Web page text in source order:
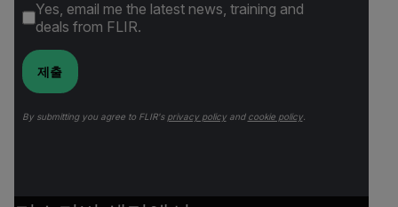
Yes, email me the latest news, training and
deals from FLIR.
제출
By submitting you agree to FLIR's privacy policyand cookie policy.